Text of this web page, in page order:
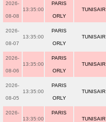
2026-
08-08
13:35:00
PARIS
ORLY
TUNISAIR
2026-
08-07
13:35:00
PARIS
ORLY
TUNISAIR
2026-
08-06
13:35:00
PARIS
ORLY
TUNISAIR
2026-
08-05
13:35:00
PARIS
ORLY
TUNISAIR
2026-
13:35:00
PARIS
TUNISAIR